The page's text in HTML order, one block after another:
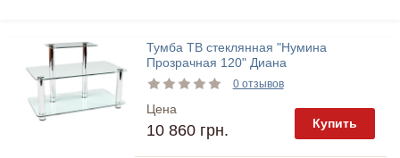
Тумба ТВ стеклянная "Нумина
Прозрачная 120" Диана
0 отзывов
Цена
10 860 грн. Купить